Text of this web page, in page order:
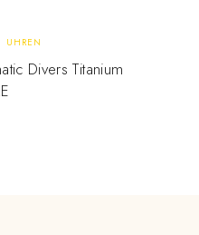
UHREN
Divers Titanium